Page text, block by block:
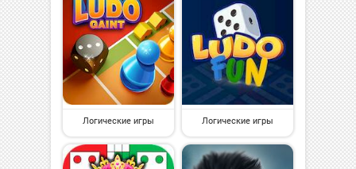
Логические игры Логические игры